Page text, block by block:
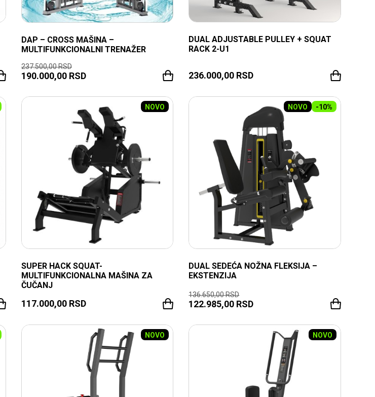
DAP – CROSS MAŠINA –
MULTIFUNKCIONALNI TRENAŽER
237.500,00RSD
190.000,00 RSD
DUAL ADJUSTABLE PULLEY + SQUAT
RACK 2-U1
236.000,00 RSD
TRENUTNO NEDOSTUPNO
NOVO
SUPER HACK SQUAT-
MULTIFUNKCIONALNA MAŠINA ZA
ČUČANJ
117.000,00 RSD
-10%
NOVO
DUAL SEDEĆA NOŽNA FLEKSIJA –
EKSTENZIJA
136.650,00RSD
122.985,00 RSD
NOVO NOVO